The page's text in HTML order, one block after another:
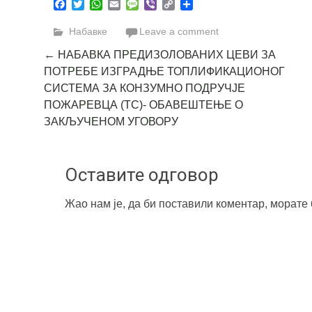
Facebook
TwitterWhatsApp
EmailMessage
Viber Copy
Набавке Leave a comment
Post
navigation
← НАБАВКА ПРЕДИЗОЛОВАНИХ ЦЕВИ ЗА
ПОТРЕБЕ ИЗГРАДЊЕ ТОПЛИФИКАЦИОНОГ
СИСТЕМА ЗА КОНЗУМНО ПОДРУЧЈЕ
ПОЖАРЕВЦА (ТС)- ОБАВЕШТЕЊЕ О
ЗАКЉУЧЕНОМ УГОВОРУ
Оставите одговор
Жао нам је, да би поставили коментар, морате